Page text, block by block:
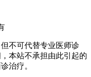
不可代替专业医师诊
本站不承担由此引起的
治疗。